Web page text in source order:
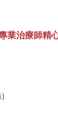
業治療師精
)